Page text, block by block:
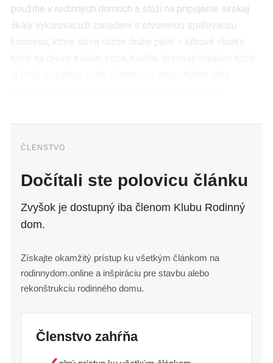
použitie v rodinných domoch a slúži na pripojenie širokej
škály vykurovacích zariadení s otvorenou spaľovacou
ČLENSTVO
Dočítali ste polovicu článku
Zvyšok je dostupný iba členom Klubu Rodinný
dom.
Získajte okamžitý prístup ku všetkým článkom na
rodinnydom.online a inšpiráciu pre stavbu alebo
rekonštrukciu rodinného domu.
Členstvo zahŕňa